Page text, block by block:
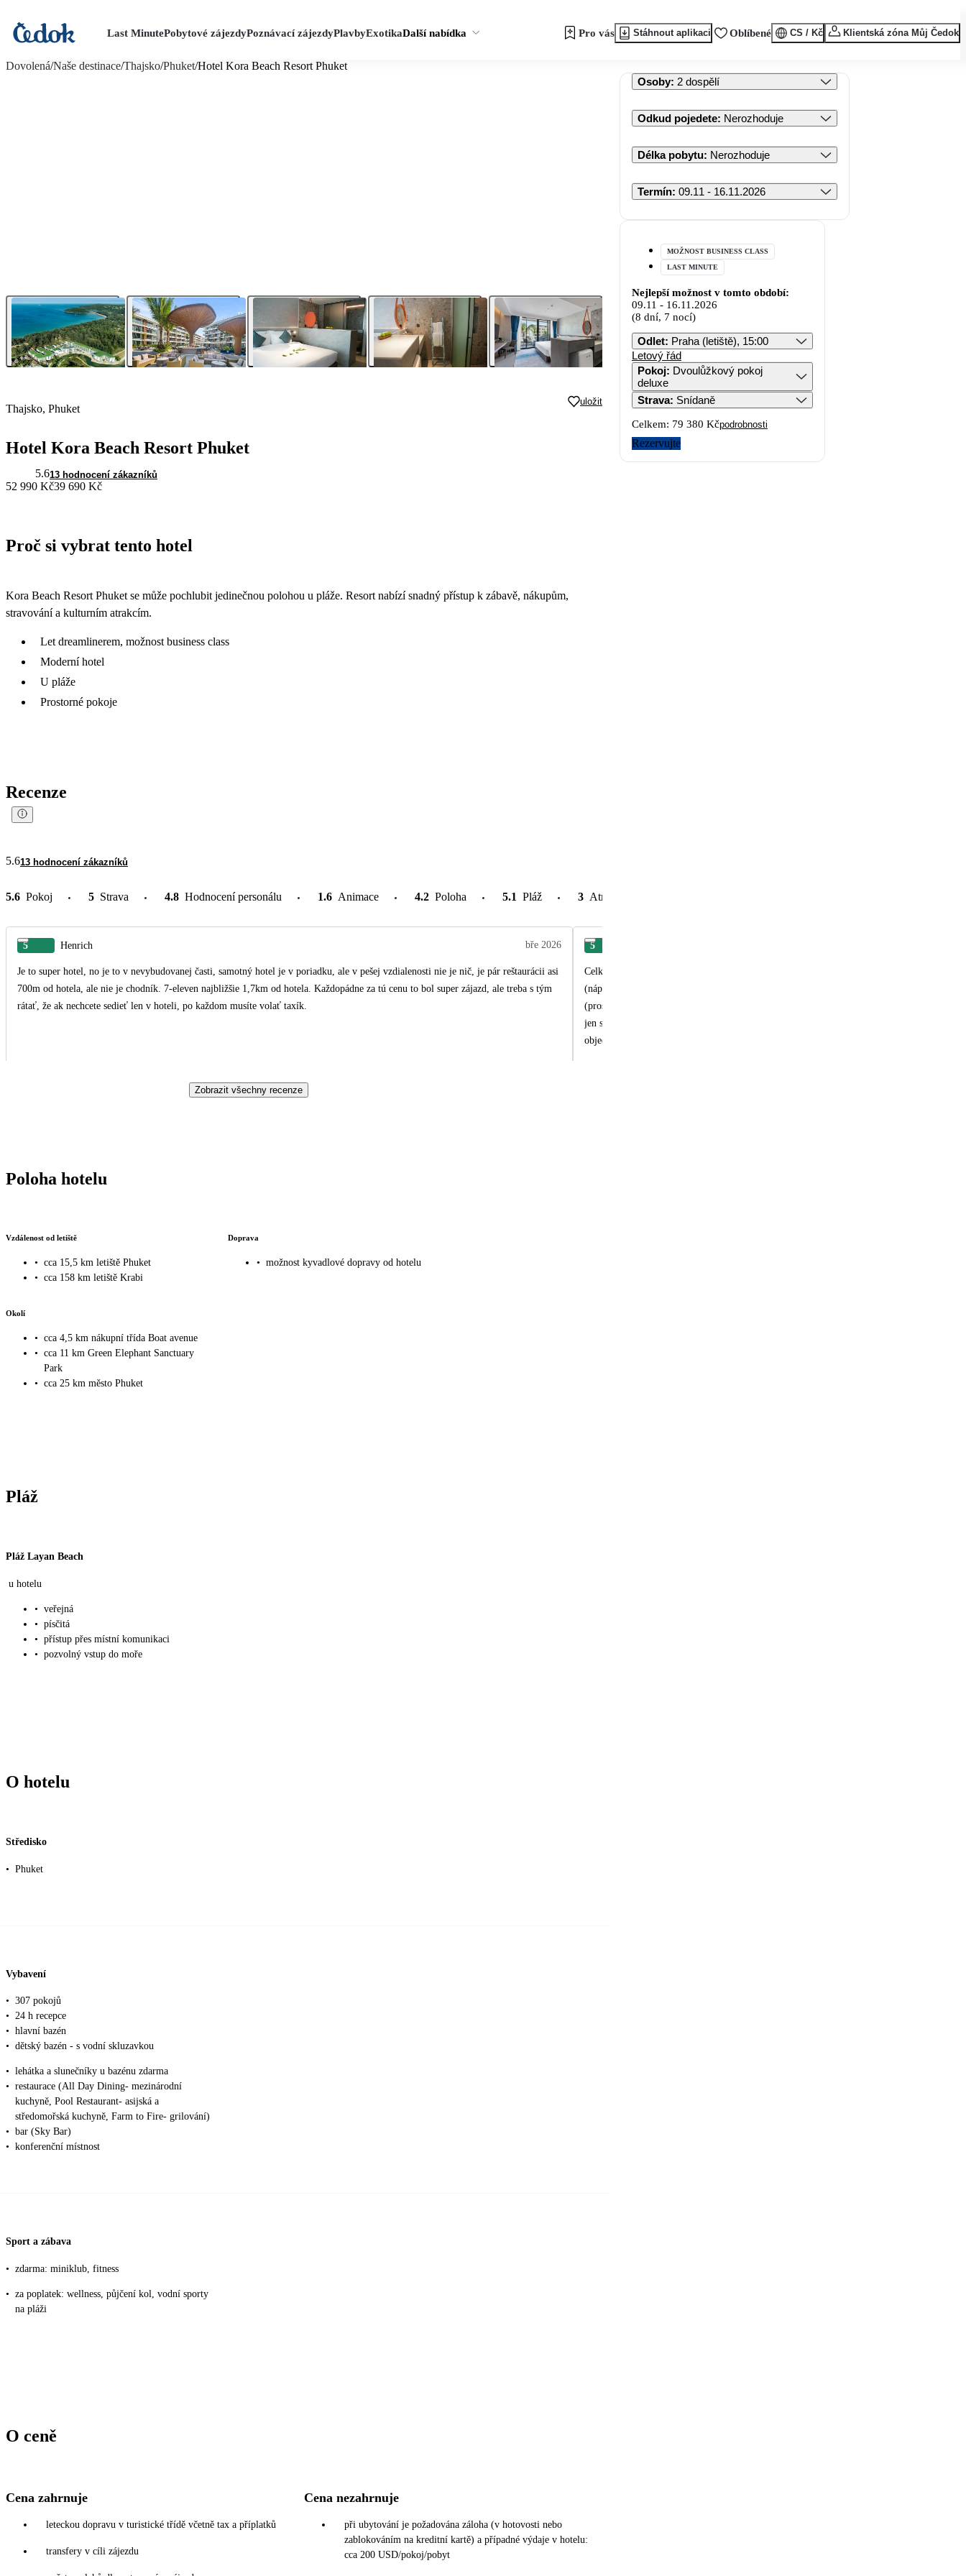
Last MinutePobytové zájezdyPoznávací zájezdyPlavbyExotikaDalší nabídka Pro vás Stáhnout aplikaci Oblíbené CS / Kč Klientská zóna Můj Čedok
Dovolená/Naše destinace/Thajsko/Phuket/Hotel Kora Beach Resort Phuket
Thajsko, Phuket
uložit
Hotel Kora Beach Resort Phuket
5.613 hodnocení zákazníků
52 990 Kč39 690 Kč
Proč si vybrat tento hotel
Kora Beach Resort Phuket se může pochlubit jedinečnou polohou u pláže. Resort nabízí snadný přístup k zábavě, nákupům,
stravování a kulturním atrakcím.
Let dreamlinerem, možnost business class
Moderní hotel
U pláže
Prostorné pokoje
Recenze
5.613 hodnocení zákazníků
5.6 Pokoj 5 Strava 4.8 Hodnocení personálu 1.6 Animace 4.2 Poloha 5.1 Pláž 3 Atrakce v okolí
5 Henrich bře 2026
Je to super hotel, no je to v nevybudovanej časti, samotný hotel je v poriadku, ale v pešej vzdialenosti nie je nič, je pár reštaurácii asi
700m od hotela, ale nie je chodník. 7-eleven najbližšie 1,7km od hotela. Každopádne za tú cenu to bol super zájazd, ale treba s tým
rátať, že ak nechcete sedieť len v hoteli, po každom musíte volať taxík.
5
Celkový dojem = průměr. Nedoporučujeme polopenzi - večeře zabere příliš mnoho času -
(nápojů a případné doobjednávky) velmi vysoké. Ovšem řešení stravy pak spočívá v asi 500
(prostředí jen pro nenáročné). Hotelový areál je zánovní, takže pěkný. Hlavní problém: v
jen silnice bez chodníků s velkým provozem. Do centra města (5 km, ale pěšky dost
objednání zdarma několikrát za den, ale poslední zpáteční jízda je v 19,00 hodin! Delegát
Zobrazit všechny recenze
Poloha hotelu
Vzdálenost od letiště
• cca 15,5 km letiště Phuket
• cca 158 km letiště Krabi
Doprava
• možnost kyvadlové dopravy od hotelu
Okolí
• cca 4,5 km nákupní třída Boat avenue
• cca 11 km Green Elephant Sanctuary
Park
• cca 25 km město Phuket
Pláž
Pláž Layan Beach
u hotelu
• veřejná
• písčitá
• přístup přes místní komunikaci
• pozvolný vstup do moře
O hotelu
Středisko
• Phuket
Vybavení
• 307 pokojů
• 24 h recepce
• hlavní bazén
• dětský bazén - s vodní skluzavkou
• lehátka a slunečníky u bazénu zdarma
• restaurace (All Day Dining- mezinárodní
kuchyně, Pool Restaurant- asijská a
středomořská kuchyně, Farm to Fire- grilování)
• bar (Sky Bar)
• konferenční místnost
Sport a zábava
• zdarma: miniklub, fitness
• za poplatek: wellness, půjčení kol, vodní sporty
na pláži
O ceně
Cena zahrnuje
leteckou dopravu v turistické třídě včetně tax a příplatků
transfery v cíli zájezdu
Cena nezahrnuje
při ubytování je požadována záloha (v hotovosti nebo
zablokováním na kreditní kartě) a případné výdaje v hotelu:
cca 200 USD/pokoj/pobyt
Osoby: 2 dospělí
Odkud pojedete: Nerozhoduje
Délka pobytu: Nerozhoduje
Termín: 09.11 - 16.11.2026
MOŽNOST BUSINESS CLASS
LAST MINUTE
Nejlepší možnost v tomto období:
09.11 - 16.11.2026
(8 dní, 7 nocí)
Odlet: Praha (letiště), 15:00
Letový řád
Pokoj: Dvoulůžkový pokoj
deluxe
Strava: Snídaně
Celkem: 79 380 Kčpodrobnosti
Rezervujte